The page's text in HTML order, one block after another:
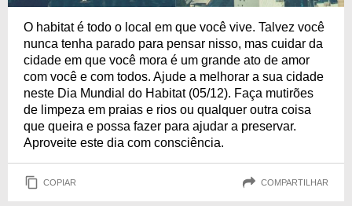
O habitat é todo o local em que você vive. Talvez você
nunca tenha parado para pensar nisso, mas cuidar da
cidade em que você mora é um grande ato de amor
com você e com todos. Ajude a melhorar a sua cidade
neste Dia Mundial do Habitat (05/12). Faça mutirões
de limpeza em praias e rios ou qualquer outra coisa
que queira e possa fazer para ajudar a preservar.
Aproveite este dia com consciência.
COPIAR COMPARTILHAR